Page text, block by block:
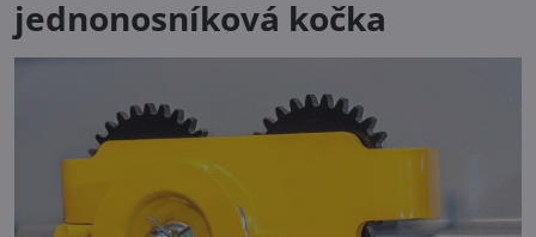
jednonosníková kočka